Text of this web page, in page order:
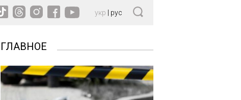
укр рус
ГЛАВНОЕ